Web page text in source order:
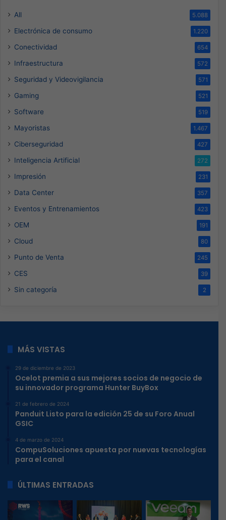
All 5.088
Electrónica de consumo 1.220
Conectividad 654
Infraestructura 572
Seguridad y Videovigilancia 571
Gaming 521
Software 519
Mayoristas 1.467
Ciberseguridad 427
Inteligencia Artificial 272
Impresión 231
Data Center 357
Eventos y Entrenamientos 423
OEM 191
Cloud 80
Punto de Venta 245
CES 39
Sin categoría 2
MÁS VISTAS
29 de diciembre de 2023
Ocelot premia a sus mejores socios de negocio de
su innovador programa Hunter BuyBox
21 de febrero de 2024
Panduit Listo para la edición 25 de su Foro Anual
GSIC
4 de marzo de 2024
CompuSoluciones apuesta por nuevas tecnologías
para el canal
ÚLTIMAS ENTRADAS